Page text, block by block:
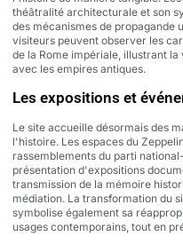
théâtralité architecturale et son
des mécanismes de propagande
visiteurs peuvent observer les
de la Rome impériale, illustrant
avec les empires antiques.
Les expositions et
Le site accueille désormais des
l'histoire. Les espaces du
rassemblements du parti
présentation d'expositions
transmission de la mémoire
médiation. La transformation du
symbolise également sa
usages contemporains, tout en